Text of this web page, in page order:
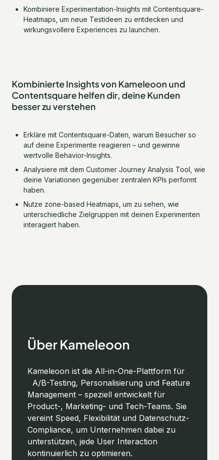
Kombiniere Experimentation-Insights mit Contentsquare-
Heatmaps, um neue Testideen zu entdecken und
wirkungsvollere Experiences zu launchen.
Kombinierte Insights von Kameleoon und
Contentsquare helfen dir, deine Kunden
besser zu verstehen
Erkläre mit Contentsquare-Daten, warum Besucher so
auf deine Experimente reagieren – und gewinne
wertvolle Behavior-Insights.
Analysiere mit dem Customer Journey Analysis Tool, wie
deine Variationen gegenüber zentralen KPIs performt
haben.
Nutze zone-based Heatmaps, um zu sehen, wie
unterschiedliche Zielgruppen mit deinen Experimenten
interagiert haben.
Über Kameleoon
Kameleoon ist die All-in-One-Plattform für
A/B-Testing, Personalisierung und Feature
Management – speziell entwickelt für
Product-, Marketing- und Tech-Teams. Sie
vereint Speed, Flexibilität und Datenschutz-
Compliance, um Unternehmen dabei zu
unterstützen, jede User Interaction
kontinuierlich zu optimieren.